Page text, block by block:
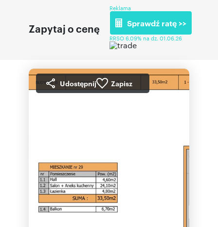
Zapytaj o cenę
Reklama
Sprawdź ratę >>
RRSO 6,09% na dz. 01.06.26
Udostępnij Zapisz